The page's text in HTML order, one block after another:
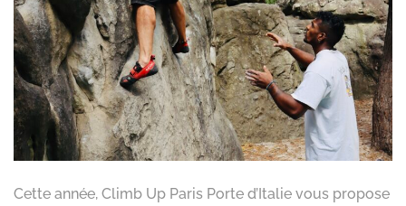
Cette année, Climb Up Paris Porte d’Italie vous propose